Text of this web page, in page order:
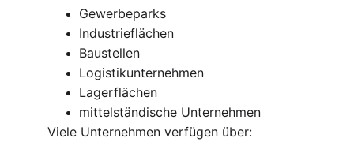
Gewerbeparks
Industrieflächen
Baustellen
Logistikunternehmen
Lagerflächen
mittelständische Unternehmen
Viele Unternehmen verfügen über: